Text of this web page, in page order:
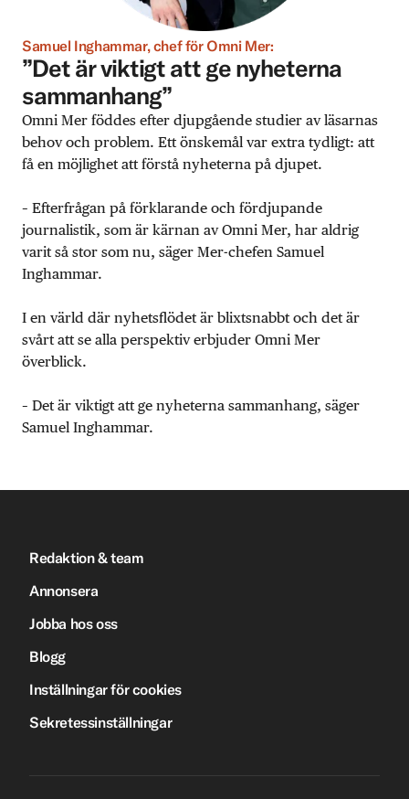
Samuel Inghammar, chef för Omni Mer:
”Det är viktigt att ge nyheterna
sammanhang”
Omni Mer föddes efter djupgående studier av läsarnas
behov och problem. Ett önskemål var extra tydligt: att
få en möjlighet att förstå nyheterna på djupet.
– Efterfrågan på förklarande och fördjupande
journalistik, som är kärnan av Omni Mer, har aldrig
varit så stor som nu, säger Mer-chefen Samuel
Inghammar.
I en värld där nyhetsflödet är blixtsnabbt och det är
svårt att se alla perspektiv erbjuder Omni Mer
överblick.
– Det är viktigt att ge nyheterna sammanhang, säger
Samuel Inghammar.
Redaktion & team
Annonsera
Jobba hos oss
Blogg
Inställningar för cookies
Sekretessinställningar